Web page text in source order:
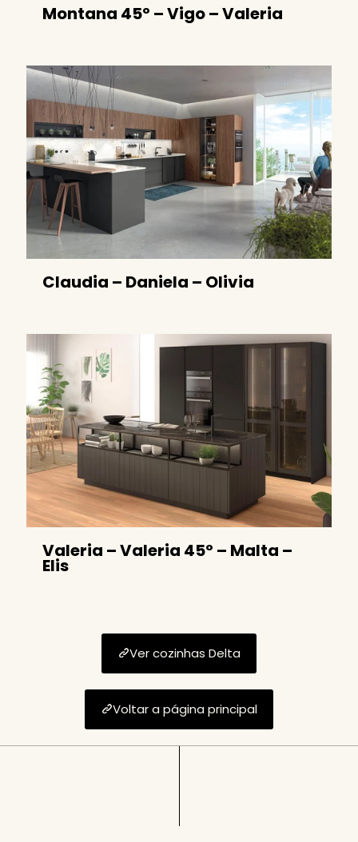
Montana 45º – Vigo – Valeria
Claudia – Daniela – Olivia
Valeria – Valeria 45º – Malta –
Elis
Ver cozinhas Delta
Voltar a página principal